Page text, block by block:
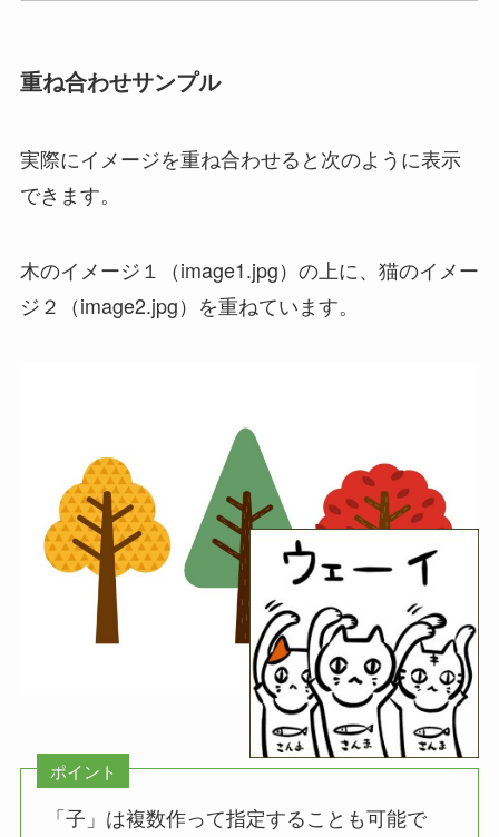
重ね合わせサンプル
実際にイメージを重ね合わせると次のように表示
できます。
木のイメージ１（image1.jpg）の上に、猫のイメー
ジ２（image2.jpg）を重ねています。
ポイント
「子」は複数作って指定することも可能で